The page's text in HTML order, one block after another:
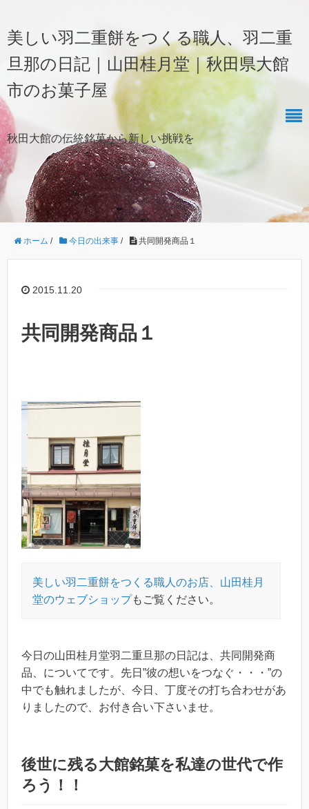
美しい羽二重餅をつくる職人、羽二重
旦那の日記｜山田桂月堂｜秋田県大館
市のお菓子屋
秋田大館の伝統銘菓から新しい挑戦を
ホーム / 今日の出来事 / 共同開発商品１
2015.11.20
共同開発商品１
美しい羽二重餅をつくる職人のお店、山田桂月
堂のウェブショップもご覧ください。
今日の山田桂月堂羽二重旦那の日記は、共同開発商
品、についてです。先日”彼の想いをつなぐ・・・”の
中でも触れましたが、今日、丁度その打ち合わせがあ
りましたので、お付き合い下さいませ。
後世に残る大館銘菓を私達の世代で作
ろう！！